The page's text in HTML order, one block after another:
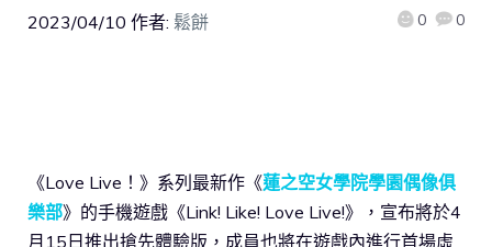
2023/04/10 作者: 鬆餅 0 0
《Love Live！》系列最新作《蓮之空女學院學園偶像俱
樂部》的手機遊戲《Link! Like! Love Live!》，宣布將於4
月15日推出搶先體驗版，成員也將在遊戲內進行首場虛